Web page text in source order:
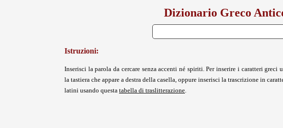
Dizionario Greco
Istruzioni:
Inserisci la parola da cercare senza accenti né spiriti. Per inserire i caratteri greci
la tastiera che appare a destra della casella, oppure inserisci la trascrizione in
latini usando questa tabella di traslitterazione.